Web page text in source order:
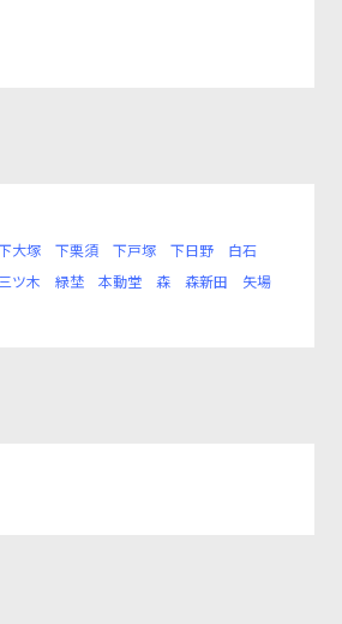
大塚 下栗須 下戸塚 下日野
白石
三ツ木 緑埜 本動堂 森 森新田
矢場